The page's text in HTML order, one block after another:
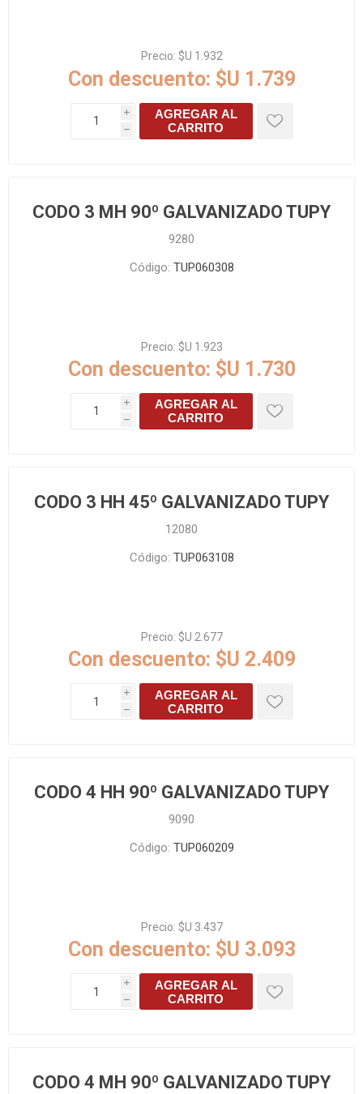
Precio: $U 1.932
Con descuento: $U 1.739
i
h
AGREGAR AL
CARRITO
CODO 3 MH 90º GALVANIZADO TUPY
9280
Código: TUP060308
Precio: $U 1.923
Con descuento: $U 1.730
i
h
AGREGAR AL
CARRITO
CODO 3 HH 45º GALVANIZADO TUPY
12080
Código: TUP063108
Precio: $U 2.677
Con descuento: $U 2.409
i
h
AGREGAR AL
CARRITO
CODO 4 HH 90º GALVANIZADO TUPY
9090
Código: TUP060209
Precio: $U 3.437
Con descuento: $U 3.093
i
h
AGREGAR AL
CARRITO
CODO 4 MH 90º GALVANIZADO TUPY